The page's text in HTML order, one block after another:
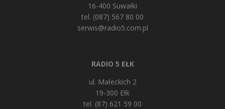
16-400 Suwałki
tel. (087) 567 80 00
serwis@radio5.com.pl
RADIO 5 EŁK
ul. Małeckich 2
19-300 Ełk
tel. (87) 621 59 00